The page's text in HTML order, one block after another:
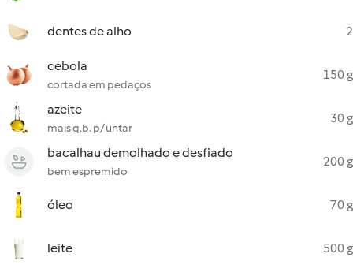
dentes de alho 2
cebola
cortada em pedaços
150 g
azeite
mais q.b. p/ untar
30 g
bacalhau demolhado e desfiado
bem espremido
200 g
óleo 70 g
leite 500 g